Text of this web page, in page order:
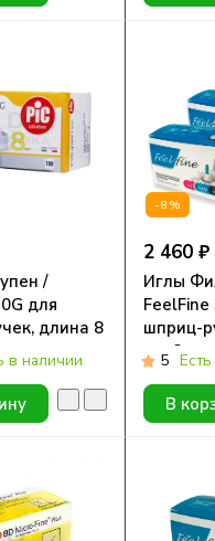
/
для
длина 8
в наличии
-8%
2 460 ₽
Иглы
FeelFine
шприц-
мм, 3 уп.
5
В